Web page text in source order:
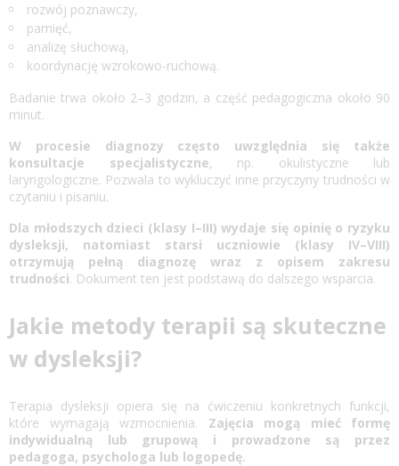
rozwój poznawczy,
pamięć,
analizę słuchową,
koordynację wzrokowo-ruchową.
Badanie trwa około 2–3 godzin, a część pedagogiczna około 90
minut.
W procesie diagnozy często uwzględnia się także
konsultacje specjalistyczne, np. okulistyczne lub
laryngologiczne. Pozwala to wykluczyć inne przyczyny trudności w
czytaniu i pisaniu.
Dla młodszych dzieci (klasy I–III) wydaje się opinię o ryzyku
dysleksji, natomiast starsi uczniowie (klasy IV–VIII)
otrzymują pełną diagnozę wraz z opisem zakresu
trudności. Dokument ten jest podstawą do dalszego wsparcia.
Jakie metody terapii są skuteczne
w dysleksji?
Terapia dysleksji opiera się na ćwiczeniu konkretnych funkcji,
które wymagają wzmocnienia. Zajęcia mogą mieć formę
indywidualną lub grupową i prowadzone są przez
pedagoga, psychologa lub logopedę.